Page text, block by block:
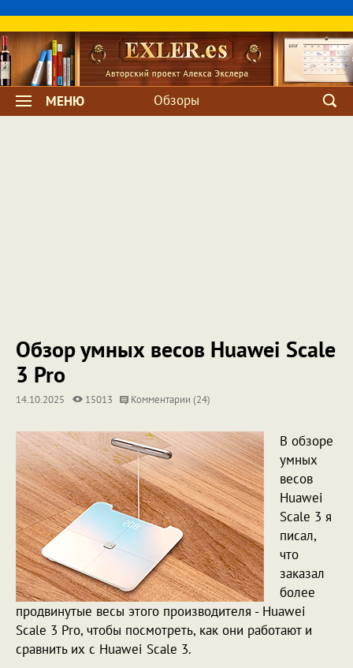
МЕНЮ Обзоры
Обзор умных весов Huawei Scale
3 Pro
14.10.2025 15013 Комментарии (24)
В обзоре
умных
весов
Huawei
Scale 3 я
писал,
что
заказал
более
продвинутые весы этого производителя - Huawei
Scale 3 Pro, чтобы посмотреть, как они работают и
сравнить их с Huawei Scale 3.